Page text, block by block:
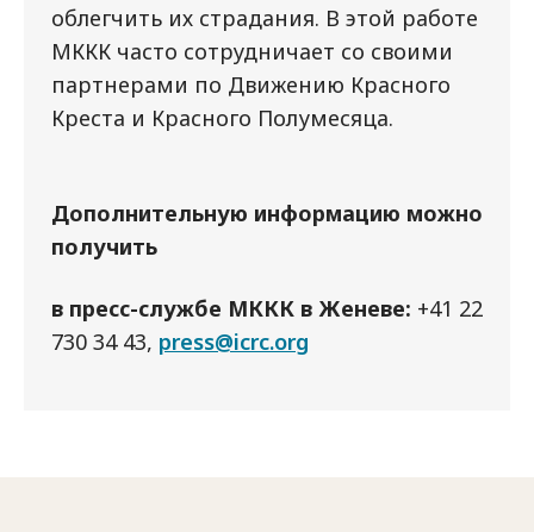
облегчить их страдания. В этой работе
МККК часто сотрудничает со своими
партнерами по Движению Красного
Креста и Красного Полумесяца.
Дополнительную информацию можно
получить
в пресс-службе МККК в Женеве: +41 22
730 34 43, press@icrc.org